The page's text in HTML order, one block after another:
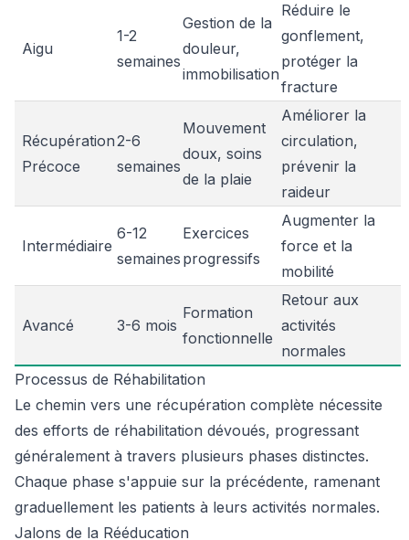
Aigu
1-2
semaines
Gestion de la
douleur,
immobilisation
Réduire le
gonflement,
protéger la
fracture
Récupération
Précoce
2-6
semaines
Mouvement
doux, soins
de la plaie
Améliorer la
circulation,
prévenir la
raideur
Intermédiaire
6-12
semaines
Exercices
progressifs
Augmenter la
force et la
mobilité
Avancé 3-6 mois
Formation
fonctionnelle
Retour aux
activités
normales
Processus de Réhabilitation
Le chemin vers une récupération complète nécessite
des efforts de réhabilitation dévoués, progressant
généralement à travers plusieurs phases distinctes.
Chaque phase s'appuie sur la précédente, ramenant
graduellement les patients à leurs activités normales.
Jalons de la Rééducation